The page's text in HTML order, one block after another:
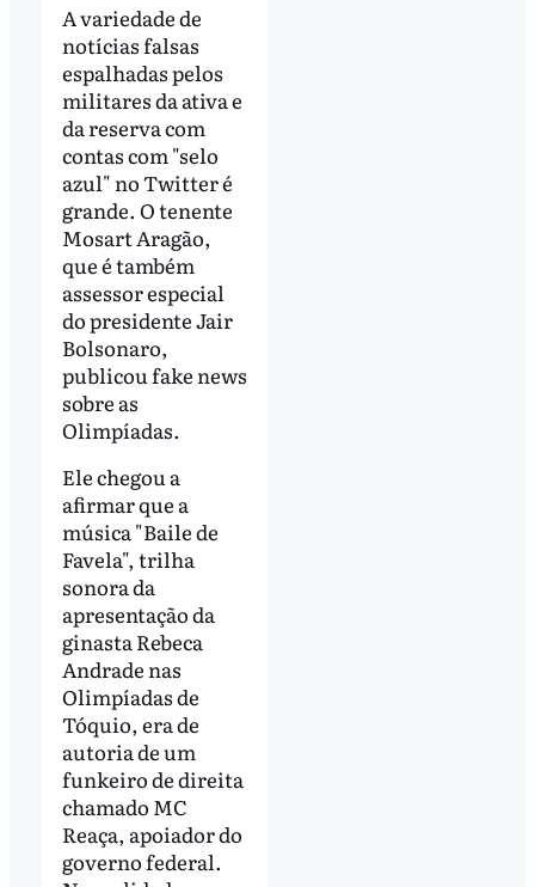
A variedade de
notícias falsas
espalhadas pelos
militares da ativa e
da reserva com
contas com "selo
azul" no Twitter é
grande. O tenente
Mosart Aragão,
que é também
assessor especial
do presidente Jair
Bolsonaro,
publicou fake news
sobre as
Olimpíadas.
Ele chegou a
afirmar que a
música "Baile de
Favela", trilha
sonora da
apresentação da
ginasta Rebeca
Andrade nas
Olimpíadas de
Tóquio, era de
autoria de um
funkeiro de direita
chamado MC
Reaça, apoiador do
governo federal.